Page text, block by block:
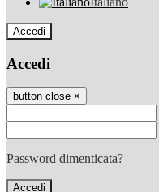
Accedi
Accedi
button close ×
Password dimenticata?